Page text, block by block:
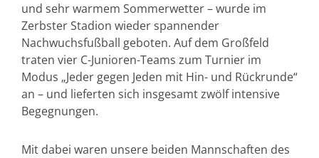
und sehr warmem Sommerwetter – wurde im
Zerbster Stadion wieder spannender
Nachwuchsfußball geboten. Auf dem Großfeld
traten vier C-Junioren-Teams zum Turnier im
Modus „Jeder gegen Jeden mit Hin- und Rückrunde“
an – und lieferten sich insgesamt zwölf intensive
Begegnungen.
Mit dabei waren unsere beiden Mannschaften des